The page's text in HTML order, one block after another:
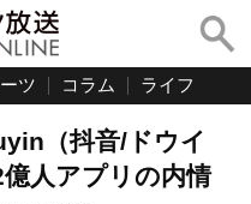
ツ コラム ライフ
（抖音/ドウイ
人アプリの内情